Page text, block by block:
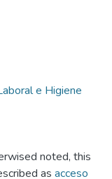
e Higiene
noted, this
as acceso